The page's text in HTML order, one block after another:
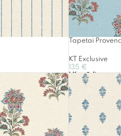
Tapetai
KT Exclusive
135 €
Į Krepšelį